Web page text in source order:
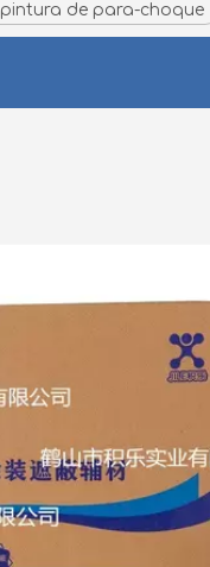
pintura de para-choque